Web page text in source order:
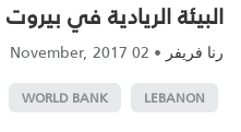
البيئة الريادية في
رنا فريفر •
02 November, 2017
LEBANON
WORLD BANK